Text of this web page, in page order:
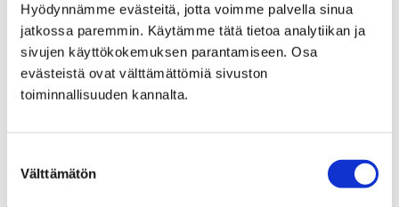
Hyödynnämme evästeitä, jotta voimme palvella sinua
jatkossa paremmin. Käytämme tätä tietoa analytiikan ja
sivujen käyttökokemuksen parantamiseen. Osa
evästeistä ovat välttämättömiä sivuston
toiminnallisuuden kannalta.
valinta
Välttämätön
Yhteystiedot